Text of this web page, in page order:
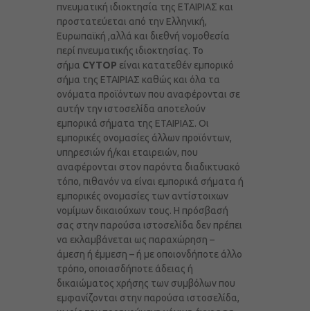
πνευματική ιδιοκτησία της ΕΤΑΙΡΙΑΣ και
προστατεύεται από την Ελληνική,
Ευρωπαϊκή ,αλλά και διεθνή νομοθεσία
περί πνευματικής ιδιοκτησίας. Το
σήμα CYTOP είναι κατατεθέν εμπορικό
σήμα της ΕΤΑΙΡΙΑΣ καθώς και όλα τα
ονόματα προϊόντων που αναφέρονται σε
αυτήν την ιστοσελίδα αποτελούν
εμπορικά σήματα της ΕΤΑΙΡΙΑΣ. Οι
εμπορικές ονομασίες άλλων προϊόντων,
υπηρεσιών ή/και εταιρειών, που
αναφέρονται στον παρόντα διαδικτυακό
τόπο, πιθανόν να είναι εμπορικά σήματα ή
εμπορικές ονομασίες των αντίστοιχων
νομίμων δικαιούχων τους. Η πρόσβασή
σας στην παρούσα ιστοσελίδα δεν πρέπει
να εκλαμβάνεται ως παραχώρηση –
άμεση ή έμμεση – ή με οποιονδήποτε άλλο
τρόπο, οποιασδήποτε άδειας ή
δικαιώματος χρήσης των συμβόλων που
εμφανίζονται στην παρούσα ιστοσελίδα,